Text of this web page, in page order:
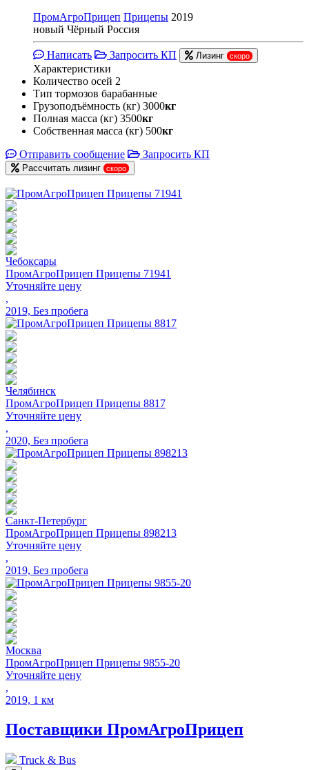
ПромАгроПрицеп Прицепы 2019
новый Чёрный Россия
Написать Запросить КП Лизинг скоро
Характеристики
Количество осей 2
Тип тормозов барабанные
Грузоподъёмность (кг) 3000кг
Полная масса (кг) 3500кг
Собственная масса (кг) 500кг
Отправить сообщение
Запросить КП
Рассчитать лизинг скоро
Чебоксары
ПромАгроПрицеп Прицепы 71941
Уточняйте цену
,
2019, Без пробега
Челябинск
ПромАгроПрицеп Прицепы 8817
Уточняйте цену
,
2020, Без пробега
Санкт-Петербург
ПромАгроПрицеп Прицепы 898213
Уточняйте цену
,
2019, Без пробега
Москва
ПромАгроПрицеп Прицепы 9855-20
Уточняйте цену
,
2019, 1 км
Поставщики ПромАгроПрицеп
Truck & Bus